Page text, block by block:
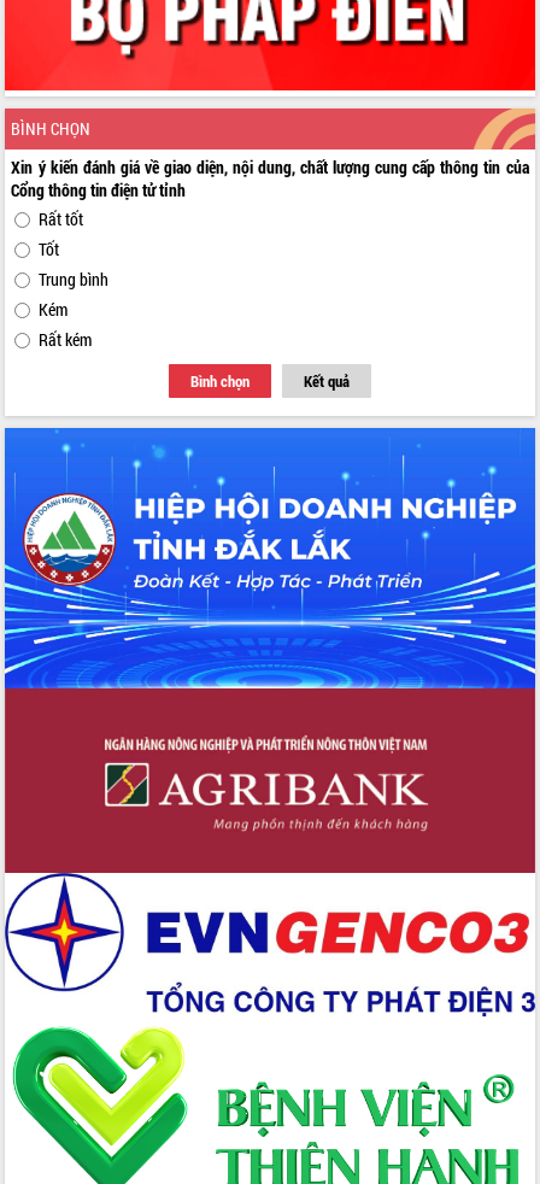
BÌNH CHỌN
Xin ý kiến đánh giá về giao diện, nội dung, chất lượng cung cấp thông tin của
Cổng thông tin điện tử tỉnh
Rất tốt
Tốt
Trung bình
Kém
Rất kém
Bình chọn Kết quả